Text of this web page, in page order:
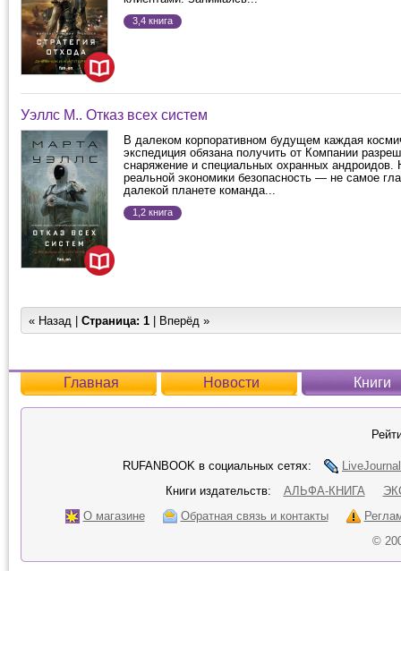
3,4 книга
Уэллс М.. Отказ всех систем
В далеком корпоративном будущем каждая
экспедиция обязана получить от Компании
снаряжение и специальных охранных андроидов.
реальной экономики безопасность — не самое
далекой планете команда...
1,2 книга
« Назад | Страница: 1 | Вперёд »
Главная Новости Книги
RUFANBOOK в социальных сетях:
LiveJournal
Книги издательств:
АЛЬФА-КНИГА
О магазине
Обратная связь и контакты
©